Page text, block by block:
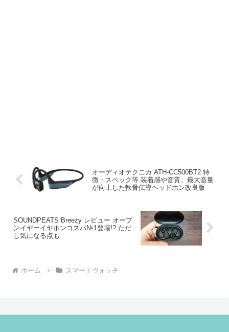
オーディオテクニカ ATH-CC500BT2 特
徴・スペック等 装着感や音質、最大音量
が向上した軟骨伝導ヘッドホン改良版
SOUNDPEATS Breezy レビュー オープ
ンイヤーイヤホンコスパ№1登場!? ただ
し気になる点も
ホーム スマートウォッチ